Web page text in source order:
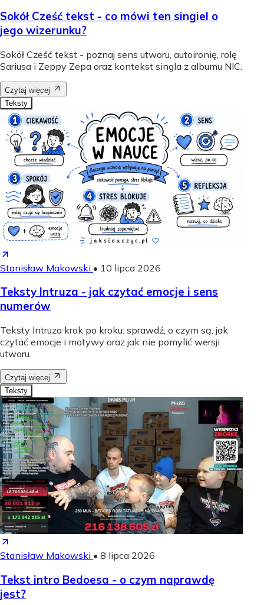
Sokół Cześć tekst - co mówi ten singiel o
jego wizerunku?
Sokół Cześć tekst - poznaj sens utworu, autoironię, rolę
Sariusa i Zeppy Zepa oraz kontekst singla z albumu NIC.
Czytaj więcej
Teksty
Stanisław Makowski • 10 lipca 2026
Teksty Intruza - jak czytać emocje i sens
numerów
Teksty Intruza krok po kroku: sprawdź, o czym są, jak
czytać emocje i motywy oraz jak nie pomylić wersji
utworu.
Czytaj więcej
Teksty
Stanisław Makowski • 8 lipca 2026
Tekst intro Bedoesa - o czym naprawdę
jest?